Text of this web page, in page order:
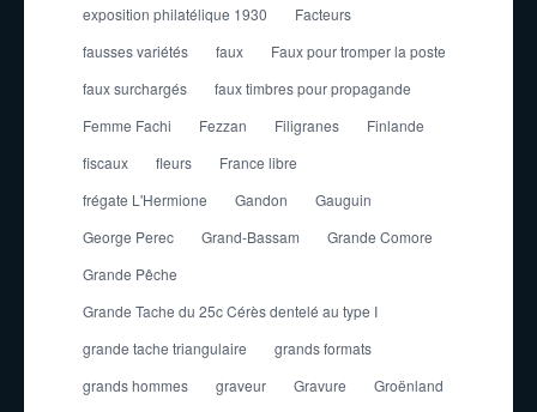
exposition philatélique 1930
Facteurs
fausses variétés
faux
Faux pour tromper la poste
faux surchargés
faux timbres pour propagande
Femme Fachi
Fezzan Filigranes
Finlande
fiscaux
fleurs
France libre
frégate L'Hermione
Gandon
Gauguin
George Perec
Grand-Bassam
Grande Comore
Grande Pêche
Grande Tache du 25c Cérès dentelé au type I
grande tache triangulaire
grands formats
grands hommes
graveur Gravure Groënland